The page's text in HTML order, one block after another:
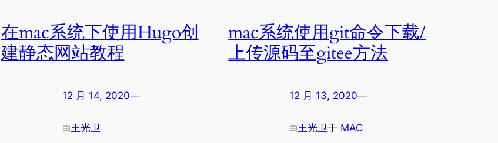
在mac系统下使用Hugo创
建静态网站教程
12 月 14, 2020—
由王光卫
mac系统使用git命令下载/
上传源码至gitee方法
12 月 13, 2020—
由王光卫于 MAC